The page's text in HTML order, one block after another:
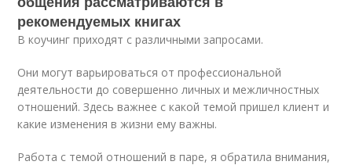
рекомендуемых книгах
В коучинг приходят с различными запросами.
Они могут варьироваться от профессиональной
деятельности до совершенно личных и межличностных
отношений. Здесь важнее с какой темой пришел клиент и
какие изменения в жизни ему важны.
Работа с темой отношений в паре, я обратила внимания,